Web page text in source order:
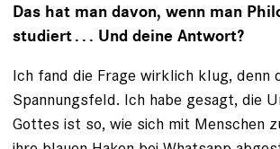
Das hat man davon, wenn man
studiert . . . Und deine Antwort?
Ich fand die Frage wirklich klug, denn
Spannungsfeld. Ich habe gesagt, die
Gottes ist so, wie sich mit Menschen